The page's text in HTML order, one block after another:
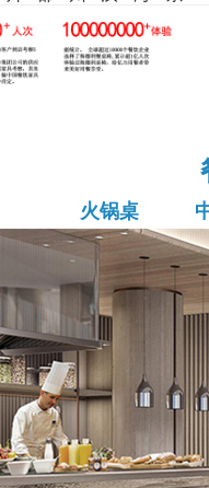
港 美 东 洲 洲
火锅桌